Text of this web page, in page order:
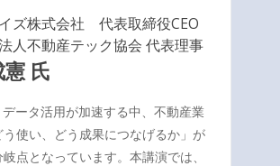
ズ株式会社 代表取締役CEO
人不動産テック協会 代表理事
氏
ータ活用が加速する中、不動産業
使い、どう成果につなげるか」が
点となっています。本講演では、